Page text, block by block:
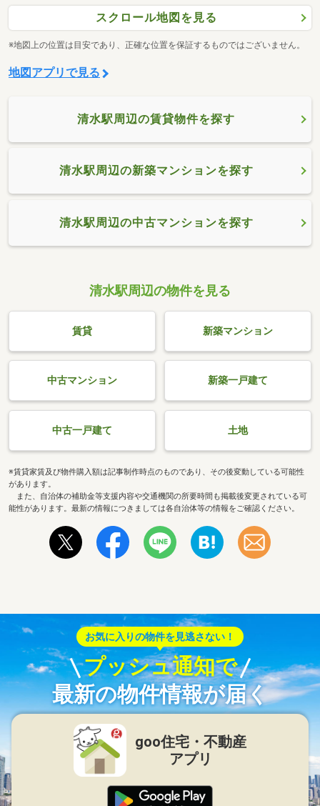
スクロール地図を見る
※地図上の位置は目安であり、正確な位置を保証するものではございません。
地図アプリで見る
清水駅周辺の賃貸物件を探す
清水駅周辺の新築マンションを探す
清水駅周辺の中古マンションを探す
清水駅周辺の物件を見る
賃貸 新築マンション
中古マンション 新築一戸建て
中古一戸建て 土地
※賃貸家賃及び物件購入額は記事制作時点のものであり、その後変動している可能性
があります。
また、自治体の補助金等支援内容や交通機関の所要時間も掲載後変更されている可
能性があります。最新の情報につきましては各自治体等の情報をご確認ください。
お気に入りの物件を見逃さない！
プッシュ通知で
最新の物件情報が届く
goo住宅・不動産
アプリ